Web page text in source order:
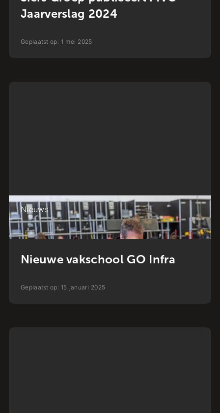
Jaarverslag 2024
Geplaatst op: 1 mei 2025
Nieuws
Nieuwe vakschool GO Infra
Geplaatst op: 15 januari 2025